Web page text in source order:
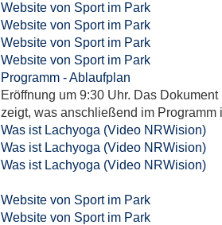
Website von Sport im Park
Website von Sport im Park
Website von Sport im Park
Website von Sport im Park
Programm - Ablaufplan
Eröffnung um 9:30 Uhr. Das Dokument
zeigt, was anschließend im Programm
Was ist Lachyoga (Video NRWision)
Was ist Lachyoga (Video NRWision)
Was ist Lachyoga (Video NRWision)
Website von Sport im Park
Website von Sport im Park